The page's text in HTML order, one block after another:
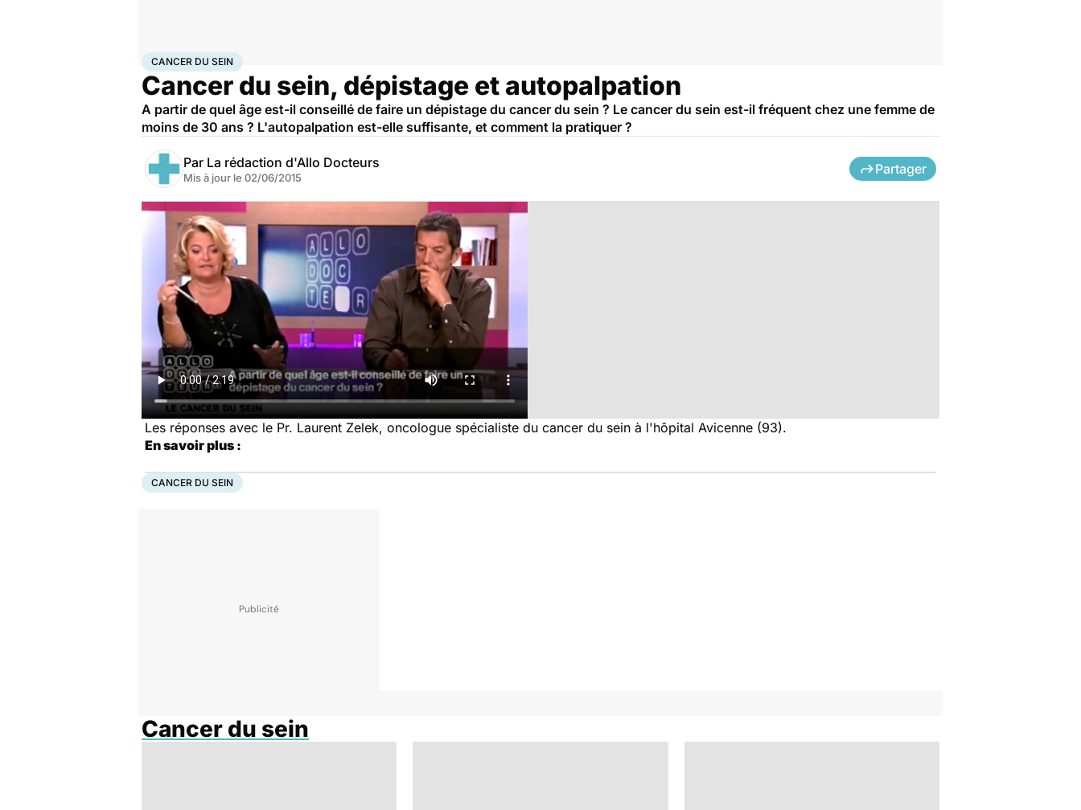
AccueilSantéMaladies
CANCER DU SEIN
Cancer du sein, dépistage et autopalpation
A partir de quel âge est-il conseillé de faire un dépistage du cancer du sein ? Le cancer du sein est-il fréquent chez une femme de
moins de 30 ans ? L'autopalpation est-elle suffisante, et comment la pratiquer ?
Par La rédaction d'Allo Docteurs
Mis à jour le 02/06/2015
Partager
Les réponses avec le Pr. Laurent Zelek, oncologue spécialiste du cancer du sein à l'hôpital Avicenne (93).
En savoir plus :
CANCER DU SEIN
Cancer du sein